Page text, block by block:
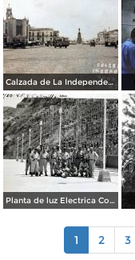
Calzada de La Independencia Guadalajara, Jalisco. ( Circulada el 10 de Febrero de 1931 ).
Planta de luz Electrica Colimilla. ( Fechada el 1 de Octubre de 1950 ).
1 2 3